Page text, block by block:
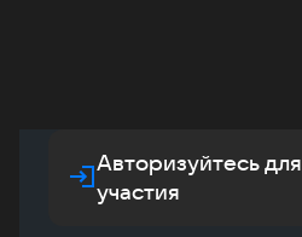
Авторизуйтесь для
участия